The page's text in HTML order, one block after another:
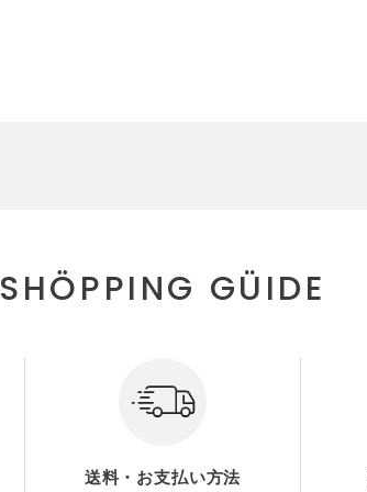
SHÖPPING GÜIDE
送料・お支払い方法